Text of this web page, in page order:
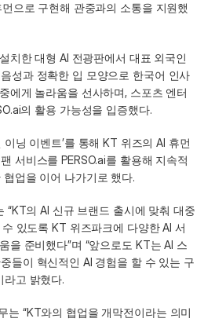
으로 구현해 관중과의 소통을 지원했
치한 대형 AI 전광판에서 대표 외국인
성과 정확한 입 모양으로 한국어 인사
에게 놀라움을 선사하며, 스포츠 엔터
의 활용 가능성을 입증했다.
이닝 이벤트’를 통해 KT 위즈의 AI 휴먼
서비스를 PERSO.ai를 활용해 지속적
업을 이어 나가기로 했다.
“KT의 AI 신규 브랜드 출시에 맞춰 대중
있도록 KT 위즈파크에 다양한 AI 서
을 준비했다”며 “앞으로도 KT는 AI 스
들이 혁신적인 AI 경험을 할 수 있는 구
라고 밝혔다.
는 “KT와의 협업을 개막전이라는 의미